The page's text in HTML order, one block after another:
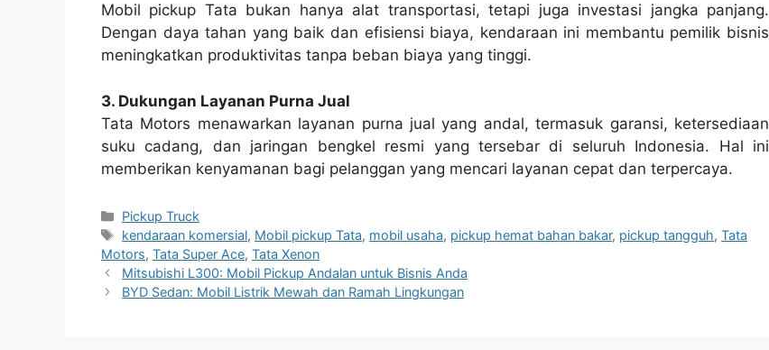
Mobil pickup Tata bukan hanya alat transportasi, tetapi juga investasi jangka panjang.
Dengan daya tahan yang baik dan efisiensi biaya, kendaraan ini membantu pemilik bisnis
meningkatkan produktivitas tanpa beban biaya yang tinggi.
3. Dukungan Layanan Purna Jual
Tata Motors menawarkan layanan purna jual yang andal, termasuk garansi, ketersediaan
suku cadang, dan jaringan bengkel resmi yang tersebar di seluruh Indonesia. Hal ini
memberikan kenyamanan bagi pelanggan yang mencari layanan cepat dan terpercaya.
Kategori
Pickup Truck
Tag
kendaraan komersial, Mobil pickup Tata, mobil usaha, pickup hemat bahan bakar, pickup tangguh,Tata
Motors, Tata Super Ace, Tata Xenon
Mitsubishi L300: Mobil Pickup Andalan untuk Bisnis Anda
BYD Sedan: Mobil Listrik Mewah dan Ramah Lingkungan